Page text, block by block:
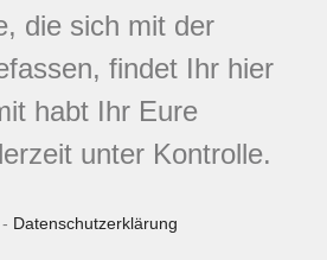
die sich mit der
findet Ihr hier
habt Ihr Eure
unter Kontrolle.
- Datenschutzerklärung